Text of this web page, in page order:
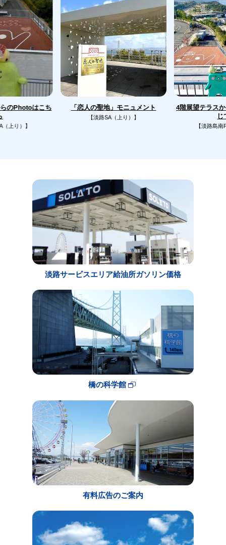
のPhotoはこち
（上り）】
「恋人の聖地」モニュメント
【淡路SA（上り）】
4階展望テラス
じ
【淡路島南
淡路サービスエリア給油所ガソリン価格
橋の科学館
有料広告のご案内